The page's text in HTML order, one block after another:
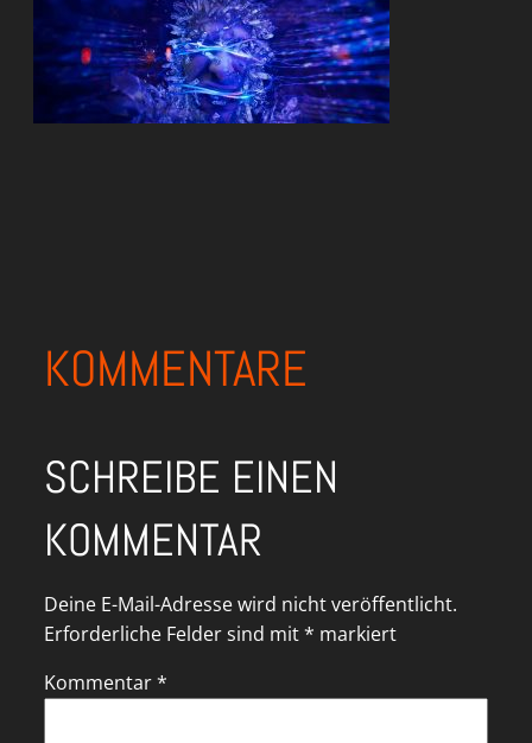
KOMMENTARE
SCHREIBE EINEN
KOMMENTAR
Deine E-Mail-Adresse wird nicht veröffentlicht.
Erforderliche Felder sind mit* markiert
Kommentar*